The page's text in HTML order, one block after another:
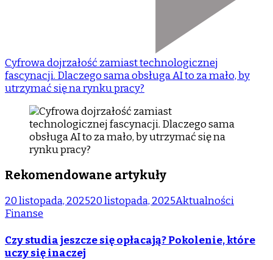
Cyfrowa dojrzałość zamiast technologicznej
fascynacji. Dlaczego sama obsługa AI to za mało, by
utrzymać się na rynku pracy?
Rekomendowane artykuły
20 listopada, 202520 listopada, 2025Aktualności
Finanse
Czy studia jeszcze się opłacają? Pokolenie, które
uczy się inaczej